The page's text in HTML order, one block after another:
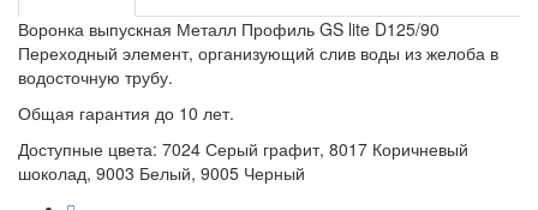
Воронка выпускная Металл Профиль GS lite D125/90
Переходный элемент, организующий слив воды из желоба в
водосточную трубу.
Общая гарантия до 10 лет.
Доступные цвета: 7024 Серый графит, 8017 Коричневый
шоколад, 9003 Белый, 9005 Черный